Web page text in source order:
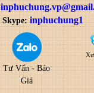
i
Skype: inphuchung1
Tư Vấn - Báo
Giá